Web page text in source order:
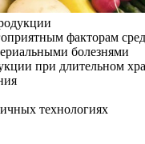
факторам
болезнями
при длительном
технологиях